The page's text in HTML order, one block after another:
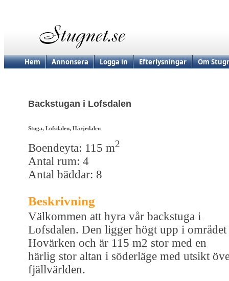
Hem Annonsera Logga in Efterlysningar Om
Backstugan i Lofsdalen
Stuga, Lofsdalen, Härjedalen
Boendeyta: 115 m2
Antal rum: 4
Antal bäddar: 8
Beskrivning
Välkommen att hyra vår backstuga i
Lofsdalen. Den ligger högt upp i området
Hovärken och är 115 m2 stor med en
härlig stor altan i söderläge med utsikt
fjällvärlden.